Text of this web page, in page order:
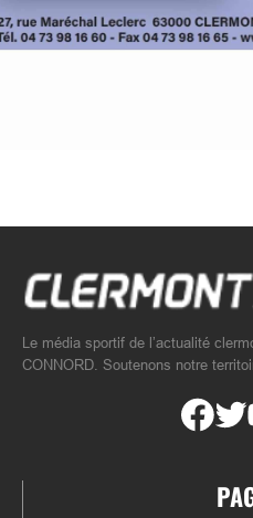
Le média sportif de l’actualité
CONNORD. Soutenons notre